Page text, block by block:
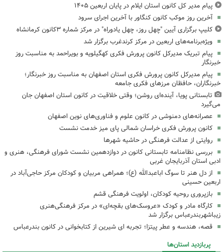
پیام مدیر کل کانون استان ایلام در پایان اربعین ۱۴۰۵
آخرین روز موکب کانون کنگاور با آخرین اجرای سرود
کلیپ برگزاری آیین "چهل روز، چهل یادوراه" در مرکز شماره ۳کانون کرمانشاه
ویژه‌برنامه‌های اربعین در مرکز کرندغرب برگزار شد
پیام تبریک مدیرکل کانون پرورش فکری کهگیلویه و بویراحمد به مناسبت روز
خبرنگار
پیام مدیرکل کانون پرورش فکری استان اصفهان به مناسبت روز خبرنگار؛
خبرنگاران، حافظان مرزهای فکری جامعه
تابستانی پویا، آینده‌ای روشن؛ وقتی خلاقیت در کانون استان اصفهان جان
می‌گیرد
عصرانه‌های دمنوشی در کانون علوم و فناوری‌های نوین اصفهان
کانون پرورش فکری خراسان شمالی پای میز خدمت نشست
روایتی از عدالت فرهنگی در حاشیه شهرها
بررسی نظامنامه تابستانی کانون در دوازدهمین نشست شورای فرهنگی، هنری و
ادبی استان آذربایجان غربی
از دل هنر تا سوگ اباعبدالله (ع)؛ همراهی مربیان و کودکان مرکز حاجی‌آباد در
اربعین حسینی
بازپروری روحیه کودکان، اولویت فرهنگی قشم
کارگاه مادر و کودک «عروسک‌های بقچه‌ای» در مرکز فرهنگی‌هنری
زیباشهربندرعباس برگزار شد
قصه، هندسه و عطر پیتزا؛ تجربه ای شیرین از کتابخوانی در کانون بندرعباس
پربازدید استان‌ها